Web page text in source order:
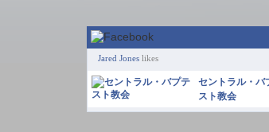
Jared Jones likes
セントラル・バ
スト教会